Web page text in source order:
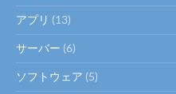
アプリ (13)
サーバー (6)
ソフトウェア (5)